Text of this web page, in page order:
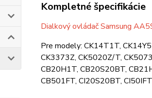
Kompletné špecifikácie
Dialkový ovládač Samsung
Pre modely: CK14T1T,
CK3373Z, CK5020Z/T,
CB20H1T, CB20S20BT,
CB501FT, CI20S20BT,